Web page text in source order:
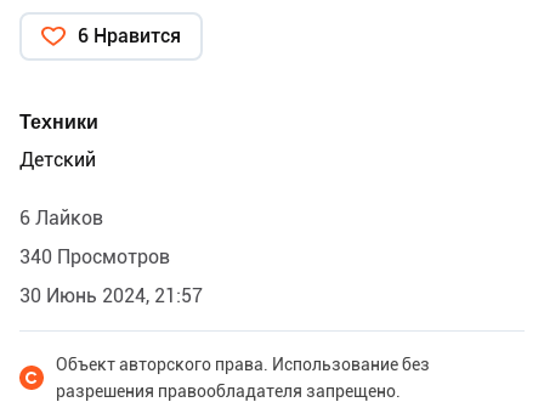
6 Нравится
Техники
Детский
6 Лайков
340 Просмотров
30 Июнь 2024, 21:57
Объект авторского права. Использование без
разрешения правообладателя запрещено.